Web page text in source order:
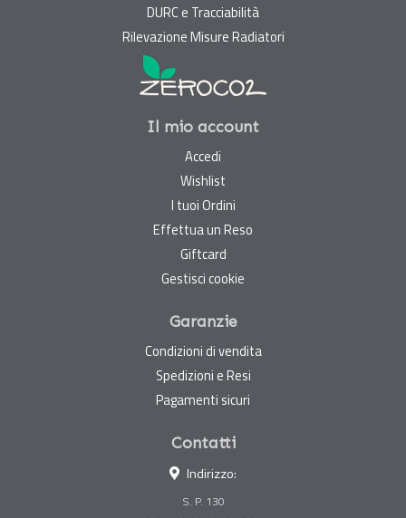
DURC e Tracciabilità
Rilevazione Misure Radiatori
Il mio account
Accedi
Wishlist
I tuoi Ordini
Effettua un Reso
Giftcard
Gestisci cookie
Garanzie
Condizioni di vendita
Spedizioni e Resi
Pagamenti sicuri
Contatti
Indirizzo:
S. P. 130